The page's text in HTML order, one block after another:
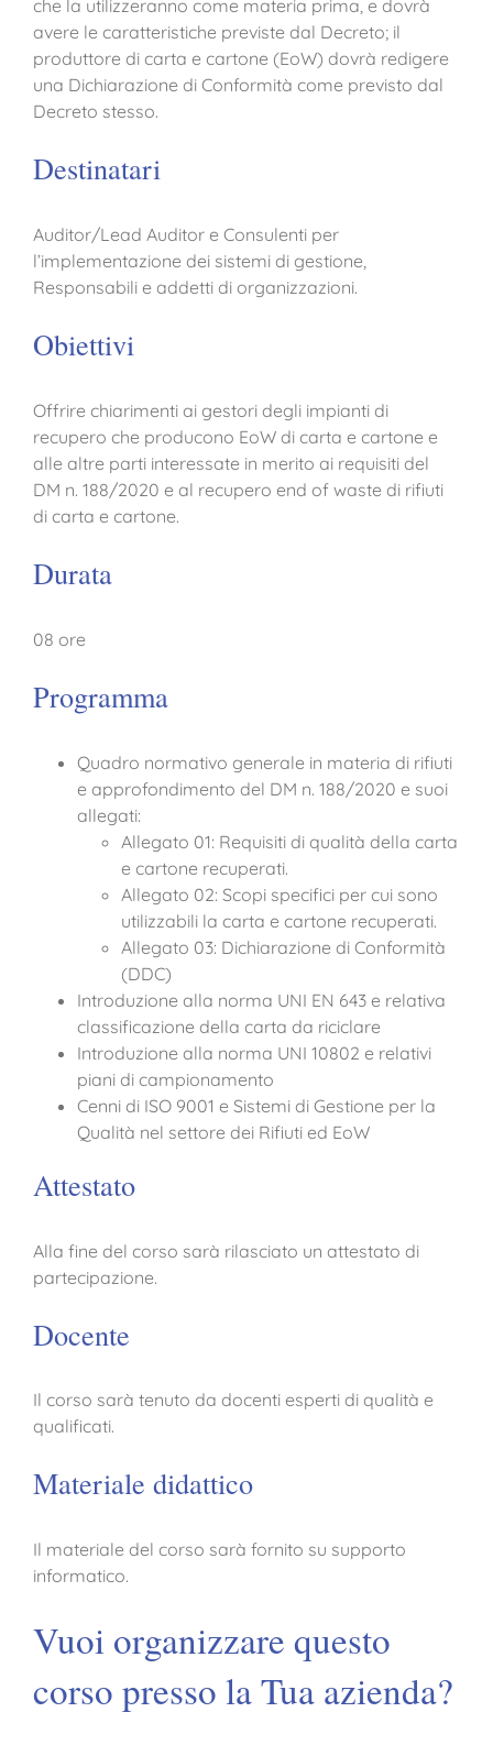
che la utilizzeranno come materia prima, e dovrà
avere le caratteristiche previste dal Decreto; il
produttore di carta e cartone (EoW) dovrà redigere
una Dichiarazione di Conformità come previsto dal
Decreto stesso.
Destinatari
Auditor/Lead Auditor e Consulenti per
l’implementazione dei sistemi di gestione,
Responsabili e addetti di organizzazioni.
Obiettivi
Offrire chiarimenti ai gestori degli impianti di
recupero che producono EoW di carta e cartone e
alle altre parti interessate in merito ai requisiti del
DM n. 188/2020 e al recupero end of waste di rifiuti
di carta e cartone.
Durata
08 ore
Programma
Quadro normativo generale in materia di rifiuti
e approfondimento del DM n. 188/2020 e suoi
allegati:
Allegato 01: Requisiti di qualità della carta
e cartone recuperati.
Allegato 02: Scopi specifici per cui sono
utilizzabili la carta e cartone recuperati.
Allegato 03: Dichiarazione di Conformità
(DDC)
Introduzione alla norma UNI EN 643 e relativa
classificazione della carta da riciclare
Introduzione alla norma UNI 10802 e relativi
piani di campionamento
Cenni di ISO 9001 e Sistemi di Gestione per la
Qualità nel settore dei Rifiuti ed EoW
Attestato
Alla fine del corso sarà rilasciato un attestato di
partecipazione.
Docente
Il corso sarà tenuto da docenti esperti di qualità e
qualificati.
Materiale didattico
Il materiale del corso sarà fornito su supporto
informatico.
Vuoi organizzare questo
corso presso la Tua azienda?